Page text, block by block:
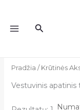
turinio
Paieška
Pradžia / Krūtinės
Vestuvinis apatinis